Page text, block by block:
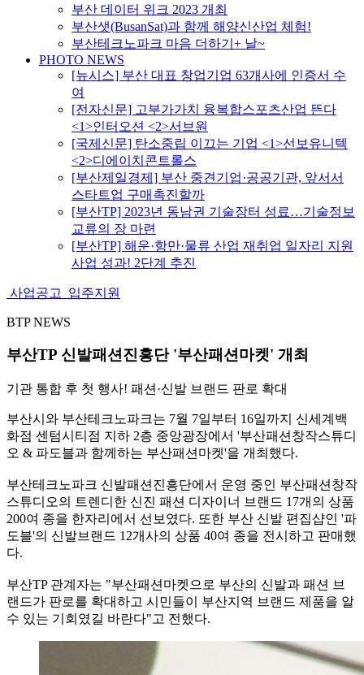
부산 데이터 위크 2023 개최
부산샛(BusanSat)과 함께 해양신산업 체험!
부산테크노파크 마음 더하기+ 날~
PHOTO NEWS
[뉴시스] 부산 대표 창업기업 63개사에 인증서 수
여
[전자신문] 고부가가치 융복합스포츠산업 뜬다
<1>인터오션 <2>서브원
[국제신문] 탄소중립 이끄는 기업 <1>선보유니텍
<2>디에이치콘트롤스
[부산제일경제] 부산 중견기업·공공기관, 앞서서
스타트업 구매촉진할까
[부산TP] 2023년 동남권 기술장터 성료…기술정보
교류의 장 마련
[부산TP] 해운·항만·물류 산업 재취업 일자리 지원
사업 성과! 2단계 추진
사업공고 입주지원
BTP NEWS
부산TP 신발패션진흥단 '부산패션마켓' 개최
기관 통합 후 첫 행사! 패션·신발 브랜드 판로 확대
부산시와 부산테크노파크는 7월 7일부터 16일까지 신세계백
화점 센텀시티점 지하 2층 중앙광장에서 '부산패션창작스튜디
오 & 파도블과 함께하는 부산패션마켓'을 개최했다.
부산테크노파크 신발패션진흥단에서 운영 중인 부산패션창작
스튜디오의 트렌디한 신진 패션 디자이너 브랜드 17개의 상품
200여 종을 한자리에서 선보였다. 또한 부산 신발 편집샵인 '파
도블'의 신발브랜드 12개사의 상품 40여 종을 전시 하고 판매했
다.
부산TP 관계자는 "부산패션마켓으로 부산의 신발과 패션 브
랜드가 판로를 확대하고 시민들이 부산지역 브랜드 제품을 알
수 있는 기회였길 바란다"고 전했다.